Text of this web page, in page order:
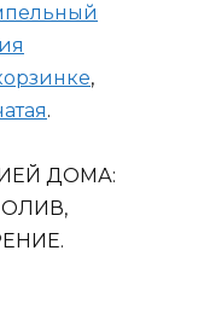
,
.
ДОМА: